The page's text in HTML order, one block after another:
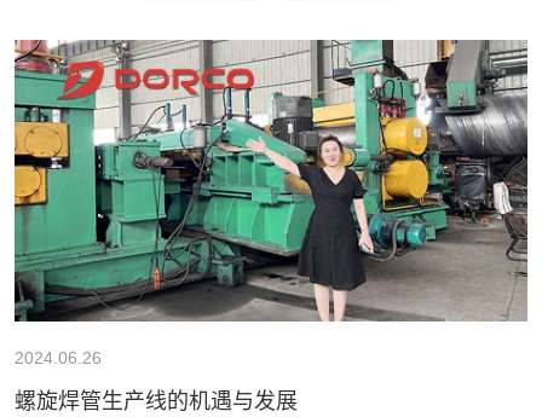
2024.06.26
螺旋焊管生产线的机遇与发展